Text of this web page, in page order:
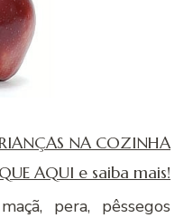
NA COZINHA
AQUI e saiba mais!
pera, pêssegos